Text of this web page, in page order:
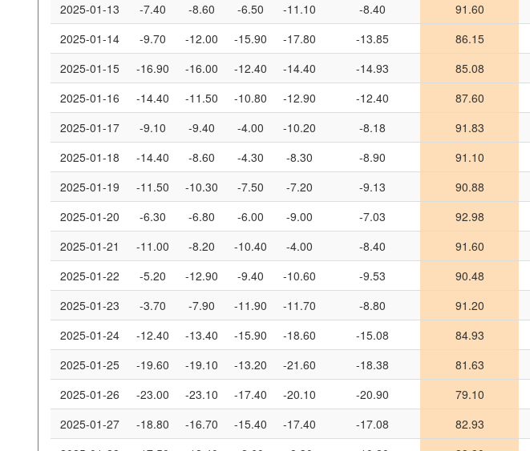
2025-01-13
-7.40 -8.60 -6.50 -11.10 -8.40 91.60
2025-01-14
-9.70 -12.00 -15.90 -17.80 -13.85 86.15
2025-01-15
-16.90 -16.00 -12.40 -14.40 -14.93 85.08
2025-01-16
-14.40 -11.50 -10.80 -12.90 -12.40 87.60
2025-01-17
-9.10 -9.40 -4.00 -10.20 -8.18 91.83
2025-01-18
-14.40 -8.60 -4.30 -8.30 -8.90 91.10
2025-01-19
-11.50 -10.30 -7.50 -7.20 -9.13 90.88
2025-01-20
-6.30 -6.80 -6.00 -9.00 -7.03 92.98
2025-01-21
-11.00 -8.20 -10.40 -4.00 -8.40 91.60
2025-01-22
-5.20 -12.90 -9.40 -10.60 -9.53 90.48
2025-01-23
-3.70 -7.90 -11.90 -11.70 -8.80 91.20
2025-01-24
-12.40 -13.40 -15.90 -18.60 -15.08 84.93
2025-01-25
-19.60 -19.10 -13.20 -21.60 -18.38 81.63
2025-01-26
-23.00 -23.10 -17.40 -20.10 -20.90 79.10
2025-01-27
-18.80 -16.70 -15.40 -17.40 -17.08 82.93